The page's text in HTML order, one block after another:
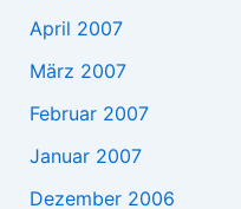
April 2007
März 2007
Februar 2007
Januar 2007
Dezember 2006